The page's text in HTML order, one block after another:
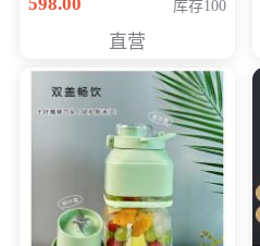
库存100
直营